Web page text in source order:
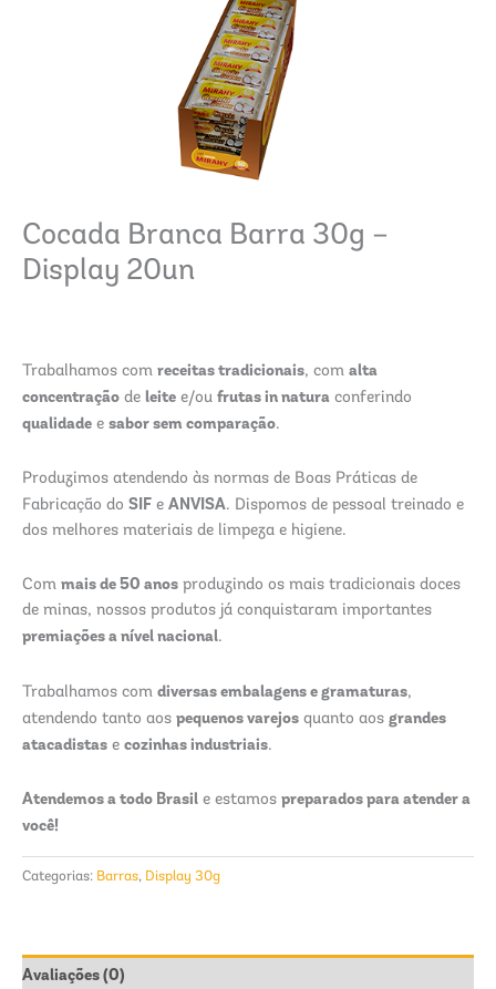
Cocada Branca Barra 30g –
Display 20un
Trabalhamos com receitas tradicionais, com alta
concentração de leite e/ou frutas in natura conferindo
qualidade e sabor sem comparação.
Produzimos atendendo às normas de Boas Práticas de
Fabricação do SIF e ANVISA. Dispomos de pessoal treinado e
dos melhores materiais de limpeza e higiene.
Com mais de 50 anos produzindo os mais tradicionais doces
de minas, nossos produtos já conquistaram importantes
premiações a nível nacional.
Trabalhamos com diversas embalagens e gramaturas,
atendendo tanto aos pequenos varejos quanto aos grandes
atacadistas e cozinhas industriais.
Atendemos a todo Brasil e estamos preparados para atender a
você!
Categorias: Barras, Display 30g
Avaliações (0)